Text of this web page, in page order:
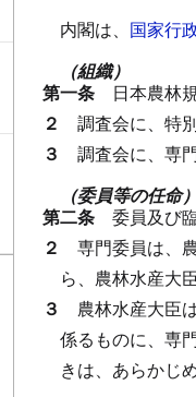
内閣は、 国家行
（組織）
第一条 日本農林
２ 調査会に、特
３ 調査会に、専
（委員等の任命）
第二条 委員及び
２ 専門委員は、
ら、農林水産大
３ 農林水産大臣は
係るものに、専
きは、あらかじ